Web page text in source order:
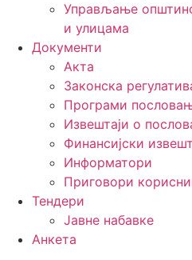
Управљање
и улицама
Документи
Акта
Законска
Програми
Извештаји о
Финансијски
Информатори
Приговори
Тендери
Јавне набавке
Анкета